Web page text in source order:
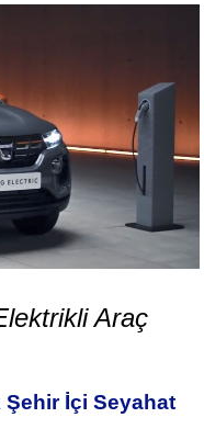
Araç
İçi Seyahat